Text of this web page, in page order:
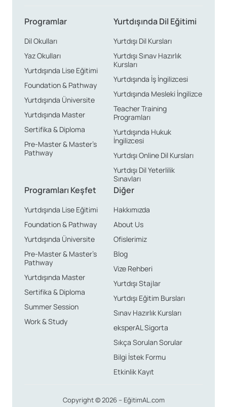
Programlar
Dil Okulları
Yaz Okulları
Yurtdışında Lise Eğitimi
Foundation & Pathway
Yurtdışında Üniversite
Yurtdışında Master
Sertifika & Diploma
Pre-Master & Master’s
Pathway
Yurtdışında Dil Eğitimi
Yurtdışı Dil Kursları
Yurtdışı Sınav Hazırlık
Kursları
Yurtdışında İş İngilizcesi
Yurtdışında Mesleki İngilizce
Teacher Training
Programları
Yurtdışında Hukuk
İngilizcesi
Yurtdışı Online Dil Kursları
Yurtdışı Dil Yeterlilik
Sınavları
Programları Keşfet
Yurtdışında Lise Eğitimi
Foundation & Pathway
Yurtdışında Üniversite
Pre-Master & Master’s
Pathway
Yurtdışında Master
Sertifika & Diploma
Summer Session
Work & Study
Diğer
Hakkımızda
About Us
Ofislerimiz
Blog
Vize Rehberi
Yurtdışı Stajlar
Yurtdışı Eğitim Bursları
Sınav Hazırlık Kursları
eksperAL Sigorta
Sıkça Sorulan Sorular
Bilgi İstek Formu
Etkinlik Kayıt
Copyright © 2026 – EğitimAL.com